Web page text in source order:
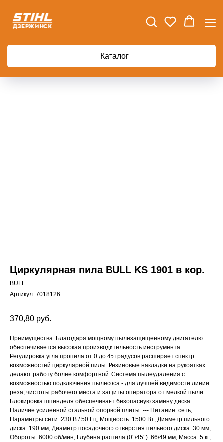
Каталог
Циркулярная пила BULL KS 1901 в кор.
BULL
Артикул: 7018126
370,80 руб.
Преимущества: Благодаря мощному пылезащищенному двигателю
обеспечивается высокая производительность инструмента.
Регулировка угла пропила от 0 до 45 градусов расширяет спектр
возможностей циркулярной пилы. Резиновые накладки на рукоятках
делают работу более комфортной. Система пылеудаления с
возможностью подключения пылесоса - для лучшей видимости линии
реза, чистоты рабочего места и защиты оператора от мелкой пыли.
Блокировка шпинделя обеспечивает безопасную замену диска.
Наличие усиленной стальной опорной плиты. --- Питание: сеть;
Параметры сети: 230 В / 50 Гц; Мощность: 1500 Вт; Диаметр пильного
диска: 190 мм; Диаметр посадочного отверстия пильного диска: 30 мм;
Обороты: 6000 об/мин; Глубина распила (0°/45°): 66/49 мм; Масса: 5 кг;